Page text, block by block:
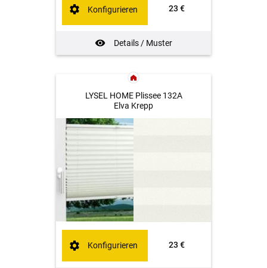
23 €
Details / Muster
Konfigurieren
LYSEL HOME Plissee 132A
Elva Krepp
23 €
Konfigurieren